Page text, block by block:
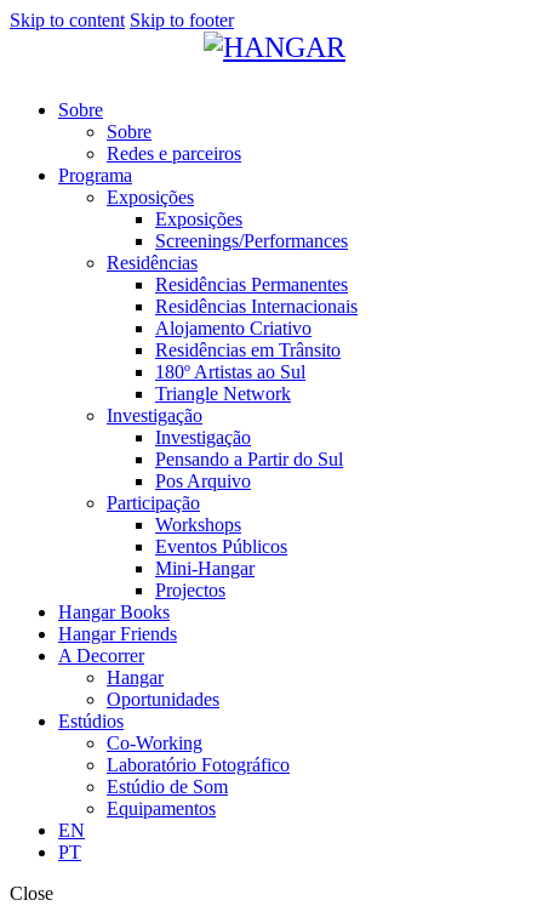
Skip to content Skip to footer
Sobre
Sobre
Redes e parceiros
Programa
Exposições
Exposições
Screenings/Performances
Residências
Residências Permanentes
Residências Internacionais
Alojamento Criativo
Residências em Trânsito
180º Artistas ao Sul
Triangle Network
Investigação
Investigação
Pensando a Partir do Sul
Pos Arquivo
Participação
Workshops
Eventos Públicos
Mini-Hangar
Projectos
Hangar Books
Hangar Friends
A Decorrer
Hangar
Oportunidades
Estúdios
Co-Working
Laboratório Fotográfico
Estúdio de Som
Equipamentos
EN
PT
Close